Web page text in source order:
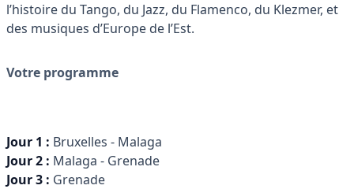
l’histoire du Tango, du Jazz, du Flamenco, du Klezmer, et
des musiques d’Europe de l’Est.
Votre programme
Jour 1 : Bruxelles - Malaga
Jour 2 : Malaga - Grenade
Jour 3 : Grenade